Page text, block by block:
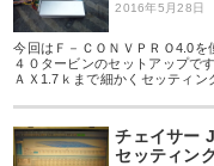
2016年5月28日
今回はＦ－ＣＯＮＶＰＲＯ4.0を
４０タービンのセットアップで
ＡＸ1.7ｋまで細かくセッティン
チェイサー
セッティン